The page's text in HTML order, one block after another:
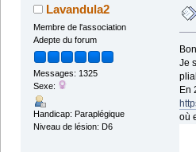
Lavandula2
Membre de l'association
Adepte du forum
Messages: 1325
Sexe:
Handicap: Paraplégique
Niveau de lésion: D6
Je
En
où